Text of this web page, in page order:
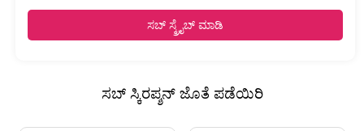
ಸಬ್ ಸ್ಕ್ರೈಬ್ ಮಾಡಿ
ಸಬ್ ಸ್ಕಿರಪ್ಶನ್ ಜೊತೆ ಪಡೆಯಿರಿ